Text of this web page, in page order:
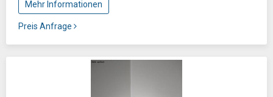
Mehr Informationen
Preis Anfrage